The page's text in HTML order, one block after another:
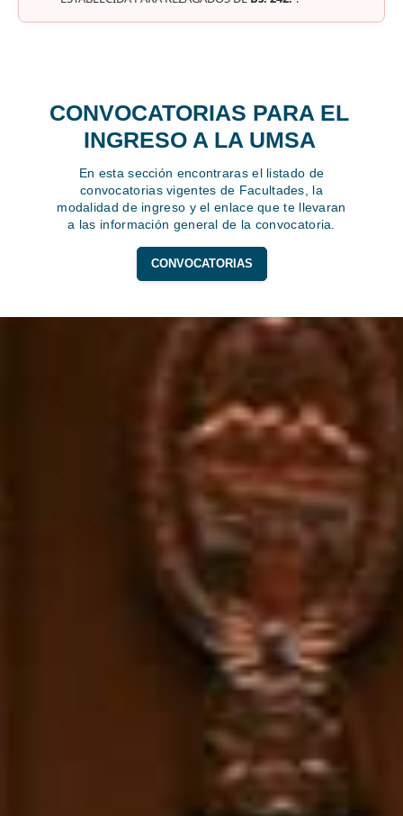
CONVOCATORIAS PARA EL
INGRESO A LA UMSA
En esta sección encontraras el listado de
convocatorias vigentes de Facultades, la
modalidad de ingreso y el enlace que te llevaran
a las información general de la convocatoria.
CONVOCATORIAS